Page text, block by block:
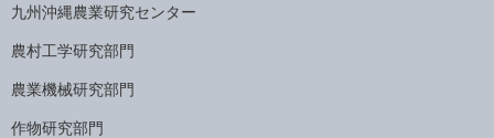
九州沖縄農業研究センター
農村工学研究部門
農業機械研究部門
作物研究部門